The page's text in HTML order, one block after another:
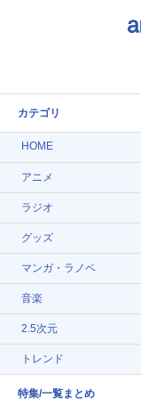
カテゴリ
HOME
アニメ
ラジオ
グッズ
マンガ・ラノベ
音楽
2.5次元
トレンド
特集/一覧まとめ